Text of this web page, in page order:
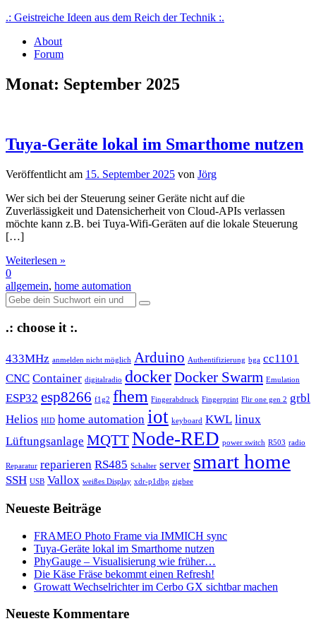
Skip
content
.: Geistreiche Ideen aus dem Reich der Technik :.
Von Nerds für Nerds, Technikprojekte mit Schwerpunkt iot, smart
About
Forum
Monat: September 2025
Tuya-Geräte lokal im Smarthome nutzen
Veröffentlicht am 15. September 2025 von Jörg
Wer sich bei der Steuerung seiner Geräte nicht auf die
Zuverlässigkeit und Datensicherheit von Cloud-APIs verlassen
möchte kann z.B. bei Tuya-Wifi-Geräten auf die lokale Steuerung
[…]
Weiterlesen »
0
allgemein, home automation
Suche
nach:
.: choose it :.
433MHz anmelden nicht möglich Arduino Authentifizierung bga cc1101
CNC Container digitalradio dockerDocker Swarm Emulation
ESP32 esp8266 f1g2 fhem Fingerabdruck Fingerprint Flir one gen 2 grbl
Helios HID home automation iot keyboard KWL linux
Lüftungsanlage MQTTNode-RED power switch R503 radio
Reparatur reparieren RS485 Schalter server smart home
SSH USB Vallox weißes Display xdr-p1dbp zigbee
Neueste Beiträge
FRAMEO Photo Frame via IMMICH sync
Tuya-Geräte lokal im Smarthome nutzen
PhyGauge – Visualisierung wie früher…
Die Käse Fräse bekommt einen Refresh!
Growatt Wechselrichter im Cerbo GX sichtbar machen
Neueste Kommentare